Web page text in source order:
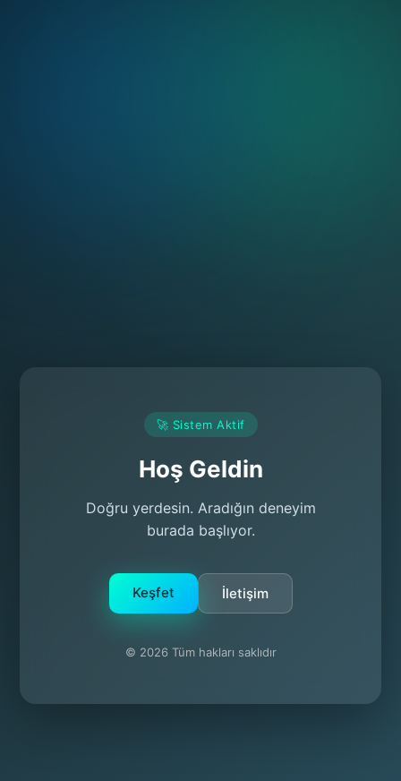
🚀 Sistem Aktif
Hoş Geldin
Doğru yerdesin. Aradığın deneyim
burada başlıyor.
Keşfet İletişim
© 2026 Tüm hakları saklıdır